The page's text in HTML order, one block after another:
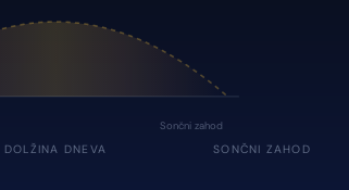
Sončni zahod
DOLŽINA DNEVA SONČNI ZAHOD